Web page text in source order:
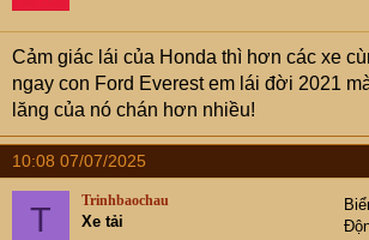
Cảm giác lái của Honda thì hơn các xe
ngay con Ford Everest em lái đời 2021
lăng của nó chán hơn nhiều!
10:08 07/07/2025
T Trinhbaochau
Xe tải